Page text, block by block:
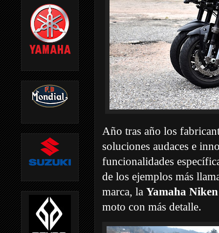
Año tras año los
soluciones audaces e
funcionalidades
de los ejemplos más
marca, la Yamaha
moto con más detalle.